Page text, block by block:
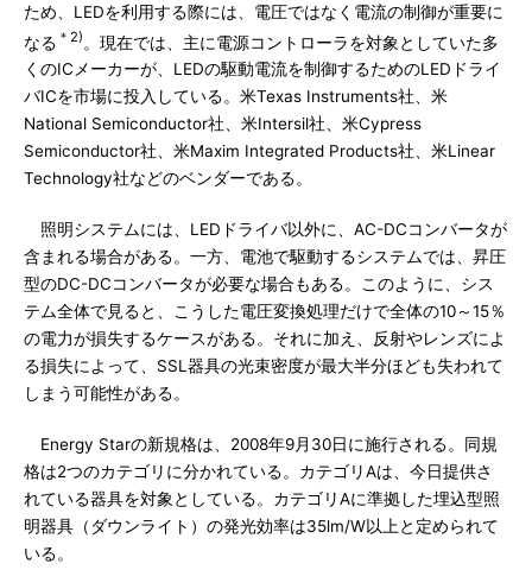
ため、LEDを利用する際には、電圧ではなく電流の制御が重要に
なる ＊2)
。現在では、主に電源コントローラを対象としていた多
くのICメーカーが、LEDの駆動電流を制御するためのLEDドライ
バICを市場に投入している。米Texas Instruments社、米
National Semiconductor社、米Intersil社、米Cypress
Semiconductor社、米Maxim Integrated Products社、米Linear
Technology社などのベンダーである。
照明システムには、LEDドライバ以外に、AC-DCコンバータが
含まれる場合がある。一方、電池で駆動するシステムでは、昇圧
型のDC-DCコンバータが必要な場合もある。このように、シス
テム全体で見ると、こうした電圧変換処理だけで全体の10～15％
の電力が損失するケースがある。それに加え、反射やレンズによ
る損失によって、SSL器具の光束密度が最大半分ほども失われて
しまう可能性がある。
Energy Starの新規格は、2008年9月30日に施行される。同規
格は2つのカテゴリに分かれている。カテゴリAは、今日提供さ
れている器具を対象としている。カテゴリAに準拠した埋込型照
明器具（ダウンライト）の発光効率は35lm/W以上と定められて
いる。